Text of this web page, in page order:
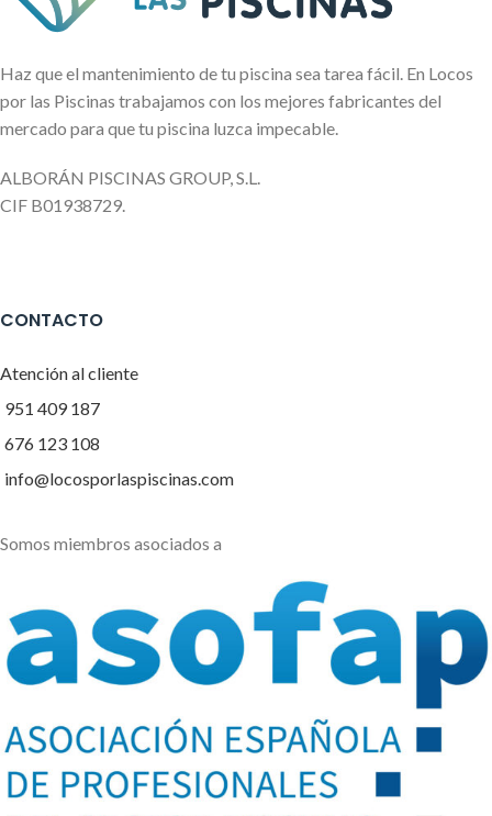
Haz que el mantenimiento de tu piscina sea tarea fácil. En Locos
por las Piscinas trabajamos con los mejores fabricantes del
mercado para que tu piscina luzca impecable.
ALBORÁN PISCINAS GROUP, S.L.
CIF B01938729.
CONTACTO
Atención al cliente
951 409 187
676 123 108
info@locosporlaspiscinas.com
Somos miembros asociados a